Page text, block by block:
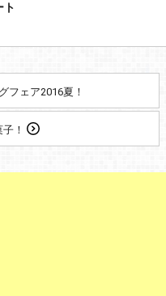
ト
ェア2016夏！
！